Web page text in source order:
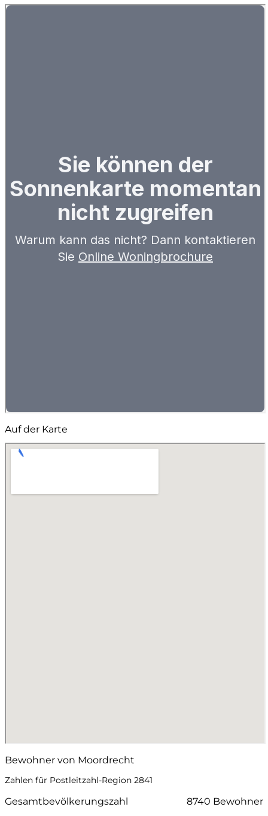
Auf der Karte
Bewohner von Moordrecht
Zahlen für Postleitzahl-Region 2841
Gesamtbevölkerungszahl
8740 Bewohner